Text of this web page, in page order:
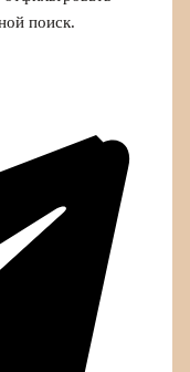
поиск.